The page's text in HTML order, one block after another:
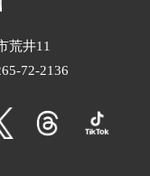
荒井11
72-2136